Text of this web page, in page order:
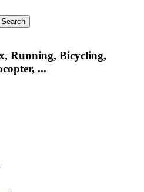
Running, Bicycling,
...